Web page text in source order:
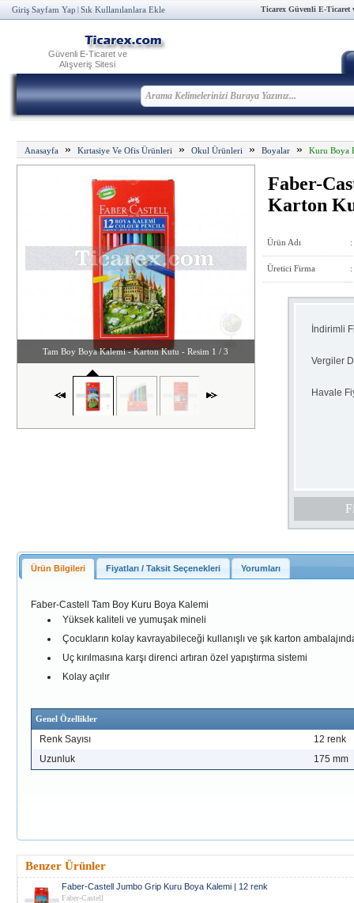
Giriş Sayfam Yap Sık Kullanılanlara Ekle Ticarex Güvenli E-Ticaret
Güvenli E-Ticaret ve
Alışveriş Sitesi
Anasayfa» Kırtasiye Ve Ofis Ürünleri » Okul Ürünleri » Boyalar» Kuru Boya
Tam Boy Boya Kalemi - Karton Kutu - Resim 1 / 3
Faber-
Karton
Ürün Adı :
Üretici Firma :
İndirimli
Vergiler
Havale
Ürün Bilgileri Fiyatları / Taksit Seçenekleri Yorumları
Faber-Castell Tam Boy Kuru Boya Kalemi
Yüksek kaliteli ve yumuşak mineli
Çocukların kolay kavrayabileceği kullanışlı ve şık karton
Uç kırılmasına karşı direnci artıran özel yapıştırma sistemi
Kolay açılır
Genel Özellikler
Renk Sayısı
12 renk
Uzunluk
175 mm
Benzer Ürünler
Faber-Castell Jumbo Grip Kuru Boya Kalemi | 12 renk
Faber-Castell